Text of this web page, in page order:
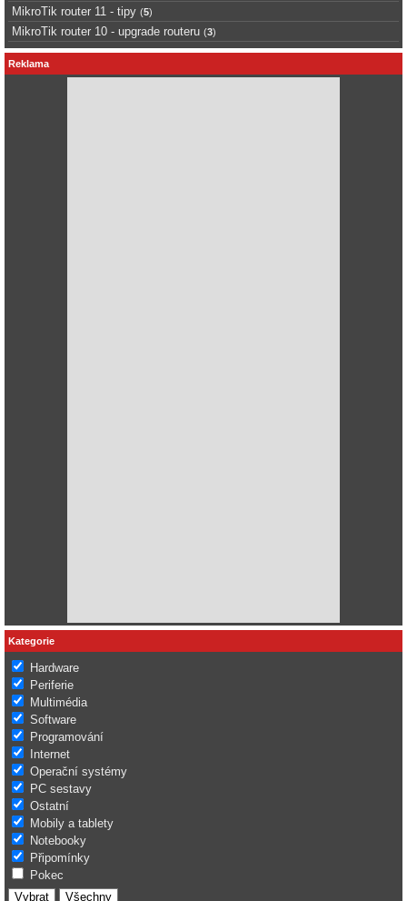
MikroTik router 11 - tipy (5)
MikroTik router 10 - upgrade routeru (3)
Reklama
Kategorie
Hardware
Periferie
Multimédia
Software
Programování
Internet
Operační systémy
PC sestavy
Ostatní
Mobily a tablety
Notebooky
Připomínky
Pokec